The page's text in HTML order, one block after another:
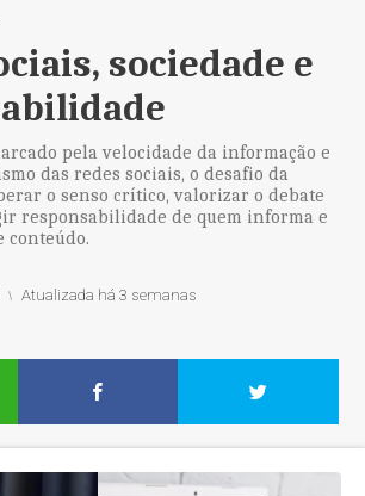
sociedade e
pela velocidade da informação e
das redes sociais, o desafio da
o senso crítico, valorizar o debate
responsabilidade de quem informa e
conteúdo.
Atualizada há 3 semanas